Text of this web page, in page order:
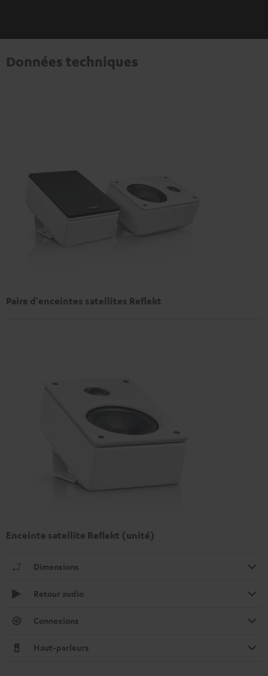
Données techniques
Paire d'enceintes satellites Reflekt
Enceinte satellite Reflekt (unité)
Dimensions
Retour audio
Connexions
Haut-parleurs